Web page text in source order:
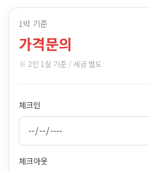
1박 기준
가격문의
※ 2인 1실 기준 / 세금 별도
체크인
체크아웃